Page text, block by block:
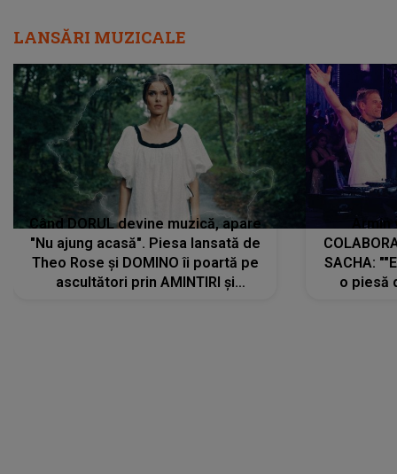
LANSĂRI MUZICALE
Când DORUL devine muzică, apare
"Nu ajung acasă". Piesa lansată de
Theo Rose și DOMINO îi poartă pe
ascultători prin AMINTIRI și
SACHA:
o piesă